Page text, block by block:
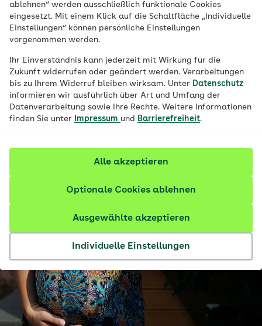
ablehnen“ werden ausschließlich funktionale Cookies
eingesetzt. Mit einem Klick auf die Schaltfläche „Individuelle
Einstellungen“ können persönliche Einstellungen
vorgenommen werden.
Ihr Einverständnis kann jederzeit mit Wirkung für die
Zukunft widerrufen oder geändert werden. Verarbeitungen
bis zu Ihrem Widerruf bleiben wirksam. Unter Datenschutz
informieren wir ausführlich über Art und Umfang der
Datenverarbeitung sowie Ihre Rechte. Weitere Informationen
finden Sie unter
Impressum und Barrierefreiheit.
Individuelle Einstellungen
Ausgewählte akzeptieren
Optionale Cookies ablehnen
Alle akzeptieren
Das hat gute Gründe: Rauchen birgt
zahlreiche gesundheitliche Risiken für das
sich entwickelnde Kind. Wie die
Rauchentwöhnung gut gelingen kann,
erfahren Sie hier.
Fachlich geprüft